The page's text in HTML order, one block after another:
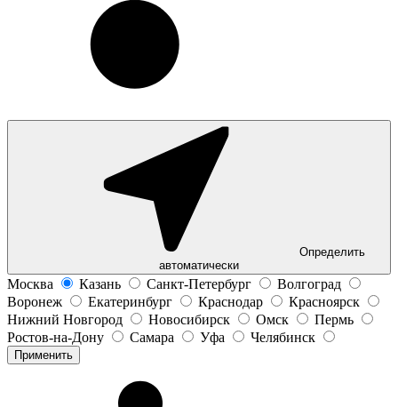
Определить
автоматически
Москва Казань Санкт-Петербург
Волгоград
Воронеж
Екатеринбург Краснодар
Красноярск
Нижний Новгород
Новосибирск Омск
Пермь
Ростов-на-Дону
Самара Уфа Челябинск
Применить